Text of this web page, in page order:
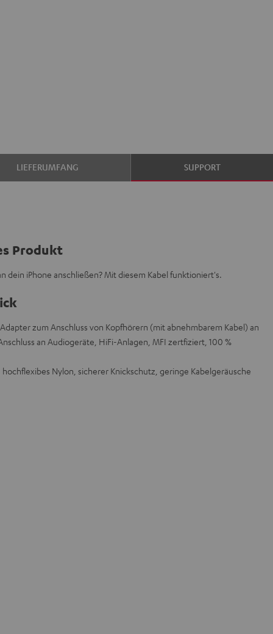
LIEFERUMFANG SUPPORT
Produkt
dein iPhone anschließen? Mit diesem Kabel funktioniert's.
zum Anschluss von Kopfhörern (mit abnehmbarem Kabel) an
an Audiogeräte, HiFi-Anlagen, MFI zertfiziert, 100 %
Nylon, sicherer Knickschutz, geringe Kabelgeräusche